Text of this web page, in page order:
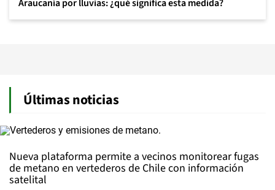
Araucanía por lluvias: ¿qué significa esta medida?
Últimas noticias
Nueva plataforma permite a vecinos monitorear fugas
de metano en vertederos de Chile con información
satelital